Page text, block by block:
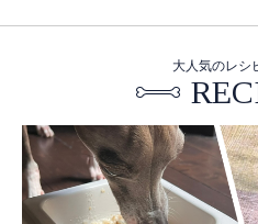
大人気のレシ